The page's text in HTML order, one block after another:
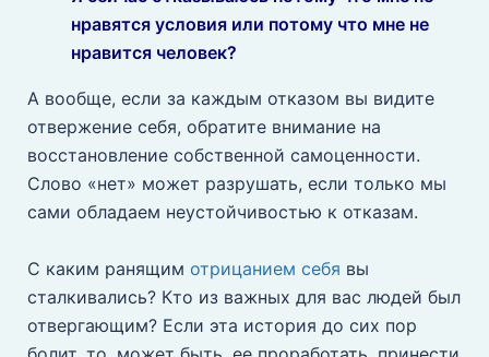
нравятся условия или потому что мне не
нравится человек?
А вообще, если за каждым отказом вы видите
отвержение себя, обратите внимание на
восстановление собственной самоценности.
Слово «нет» может разрушать, если только мы
сами обладаем неустойчивостью к отказам.
С каким ранящим отрицанием себя вы
сталкивались? Кто из важных для вас людей был
отвергающим? Если эта история до сих пор